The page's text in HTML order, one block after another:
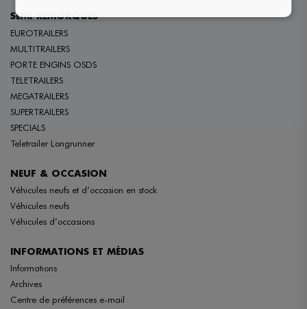
SEMI-REMORQUES
EUROTRAILERS
MULTITRAILERS
PORTE ENGINS OSDS
TELETRAILERS
MEGATRAILERS
SUPERTRAILERS
SPECIALS
Teletrailer Longrunner
NEUF & OCCASION
Véhicules neufs et d’occasion en stock
Véhicules neufs
Véhicules d’occasions
INFORMATIONS ET MÉDIAS
Informations
Archives
Centre de préférences e-mail